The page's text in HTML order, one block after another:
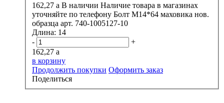
162,27 a В наличии Наличие товара в магазинах
уточняйте по телефону Болт М14*64 маховика нов.
образца арт. 740-1005127-10
Длина: 14
-
+
162,27 a
в корзину
Продолжить покупки Оформить заказ
Поделиться